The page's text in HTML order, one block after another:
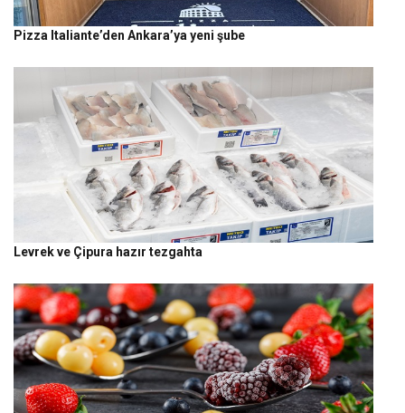
Pizza Italiante’den Ankara’ya yeni şube
Levrek ve Çipura hazır tezgahta